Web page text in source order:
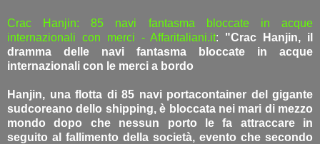
Crac Hanjin: 85 navi fantasma bloccate in acque
internazionali con merci - Affaritaliani.it: "Crac Hanjin, il
dramma delle navi fantasma bloccate in acque
internazionali con le merci a bordo
Hanjin, una flotta di 85 navi portacontainer del gigante
sudcoreano dello shipping, è bloccata nei mari di mezzo
mondo dopo che nessun porto le fa attraccare in
seguito al fallimento della società, evento che secondo